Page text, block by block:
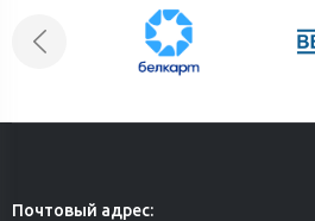
Почтовый адрес: